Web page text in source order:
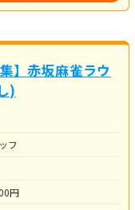
】赤坂麻雀ラウ
)
フ
円